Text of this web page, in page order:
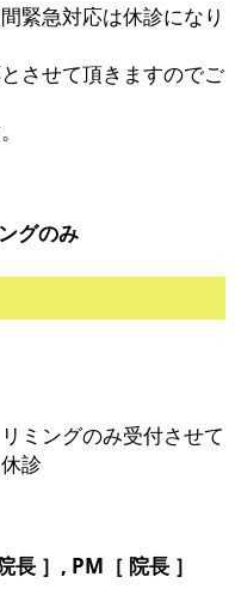
緊急対応は休診になり
させて頂きますのでご
グのみ
ミングのみ受付させて
診
長 ］, PM［ 院長 ］